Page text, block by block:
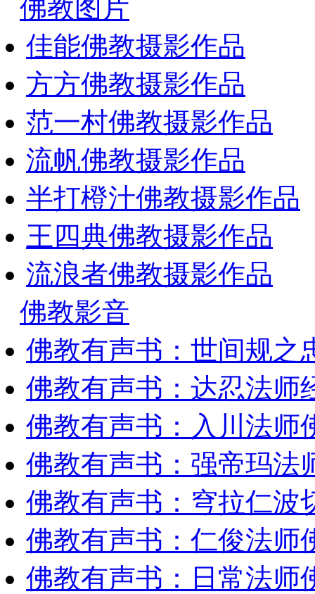
佛教图片
佳能佛教摄影作品
方方佛教摄影作品
范一村佛教摄影作品
流帆佛教摄影作品
半打橙汁佛教摄影作品
王四典佛教摄影作品
流浪者佛教摄影作品
佛教影音
佛教有声书：世间规
佛教有声书：达忍法师
佛教有声书：入川法师
佛教有声书：强帝玛法
佛教有声书：穹拉仁波
佛教有声书：仁俊法师
佛教有声书：日常法师